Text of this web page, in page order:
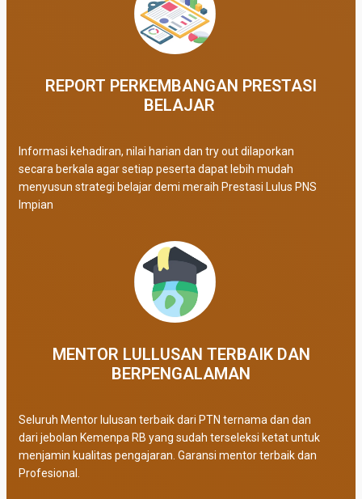
REPORT PERKEMBANGAN PRESTASI
BELAJAR ​
Informasi kehadiran, nilai harian dan try out dilaporkan
secara berkala agar setiap peserta dapat lebih mudah
menyusun strategi belajar demi meraih Prestasi Lulus PNS
Impian
MENTOR LULLUSAN TERBAIK DAN
BERPENGALAMAN
Seluruh Mentor lulusan terbaik dari PTN ternama dan dan
dari jebolan Kemenpa RB yang sudah terseleksi ketat untuk
menjamin kualitas pengajaran. Garansi mentor terbaik dan
Profesional.